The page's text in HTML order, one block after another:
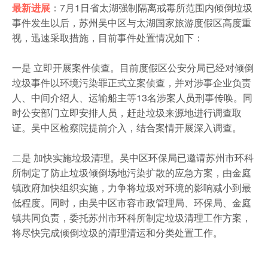
旅游攻略
碧螺春
水果采摘
班车接送
最新进展 ：7月1日省太湖强制隔离戒毒所范围内倾倒垃圾
事件发生以后，苏州吴中区与太湖国家旅游度假区高度重
视，迅速采取措施，目前事件处置情况如下：
一是 立即开展案件侦查。目前度假区公安分局已经对倾倒
垃圾事件以环境污染罪正式立案侦查，并对涉事企业负责
人、中间介绍人、运输船主等13名涉案人员刑事传唤。同
时公安部门立即安排人员，赶赴垃圾来源地进行调查取
证。吴中区检察院提前介入，结合案情开展深入调查。
二是 加快实施垃圾清理。吴中区环保局已邀请苏州市环科
所制定了防止垃圾倾倒场地污染扩散的应急方案，由金庭
镇政府加快组织实施，力争将垃圾对环境的影响减小到最
低程度。同时，由吴中区市容市政管理局、环保局、金庭
镇共同负责，委托苏州市环科所制定垃圾清理工作方案，
将尽快完成倾倒垃圾的清理清运和分类处置工作。